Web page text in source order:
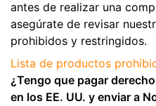
antes de realizar una
asegúrate de revisar
prohibidos y restringidos.
Lista de productos
¿Tengo que pagar
en los EE. UU. y enviar a